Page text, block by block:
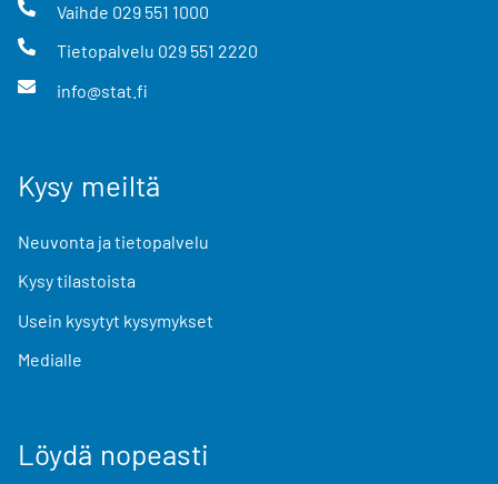
Vaihde 029 551 1000
Tietopalvelu 029 551 2220
info@stat.fi
Kysy meiltä
Neuvonta ja tietopalvelu
Kysy tilastoista
Usein kysytyt kysymykset
Medialle
Löydä nopeasti